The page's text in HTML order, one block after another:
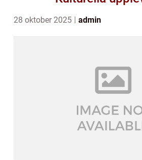
28 oktober 2025 admin